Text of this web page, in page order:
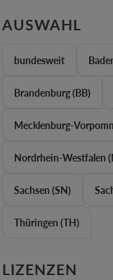
AUSWAHL
bundesweit
Brandenburg (BB)
Mecklenburg-
Nordrhein-Westfalen
Sachsen (SN)
Thüringen (TH)
LIZENZEN